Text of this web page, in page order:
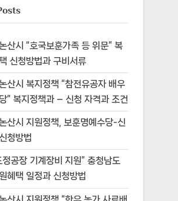
산시 “호국보훈가족 등 위문” 복
신청방법과 구비서류
산시 복지정책 “참전유공자 배우
” 복지정책과 – 신청 자격과 조건
산시 지원정책, 보훈명예수당-신
청방법
정공장 기계장비 지원” 충청남도
혜택 일정과 신청방법